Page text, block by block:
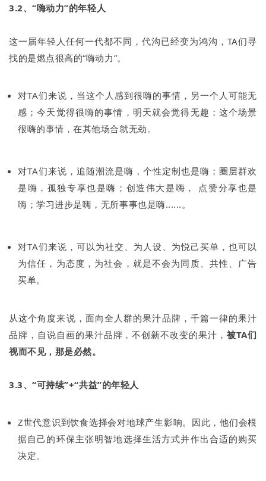
3.2、“嗨动力”的年轻人
这一届年轻人任何一代都不同，代沟已经变为鸿沟，TA们寻
找的是燃点很高的“嗨动力”。
对TA们来说，当这个人感到很嗨的事情，另一个人可能无
感；今天觉得很嗨的事情，明天就会觉得无趣；这个场景
很嗨的事情，在其他场合就无劲。
对TA们来说，追随潮流是嗨，个性定制也是嗨；圈层群欢
是嗨，孤独专享也是嗨；创造伟大是嗨， 点赞分享也是
嗨；学习进步是嗨，无所事事也是嗨......。
对TA们来说，可以为社交、为人设、为悦己买单，也可以
为信任，为态度，为社会，就是不会为同质、共性、广告
买单。
从这个角度来说，面向全人群的果汁品牌，千篇一律的果汁
品牌，自说自画的果汁品牌，不创新不改变的果汁， 被TA们
视而不见，那是必然。
3.3、“可持续”+“共益”的年轻人
Z世代意识到饮食选择会对地球产生影响。因此，他们会根
据自己的环保主张明智地选择生活方式并作出合适的购买
决定。